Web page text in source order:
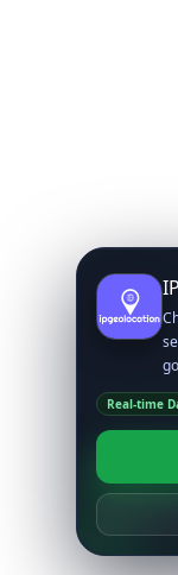
go
Real-time